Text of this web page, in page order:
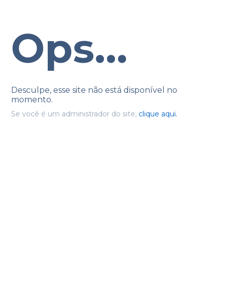
Ops...
Desculpe, esse site não está disponível no
momento.
Se você é um administrador do site, clique aqui.